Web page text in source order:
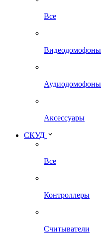
Все
Видеодомофоны
Аудиодомофоны
Аксессуары
СКУД
Все
Контроллеры
Считыватели